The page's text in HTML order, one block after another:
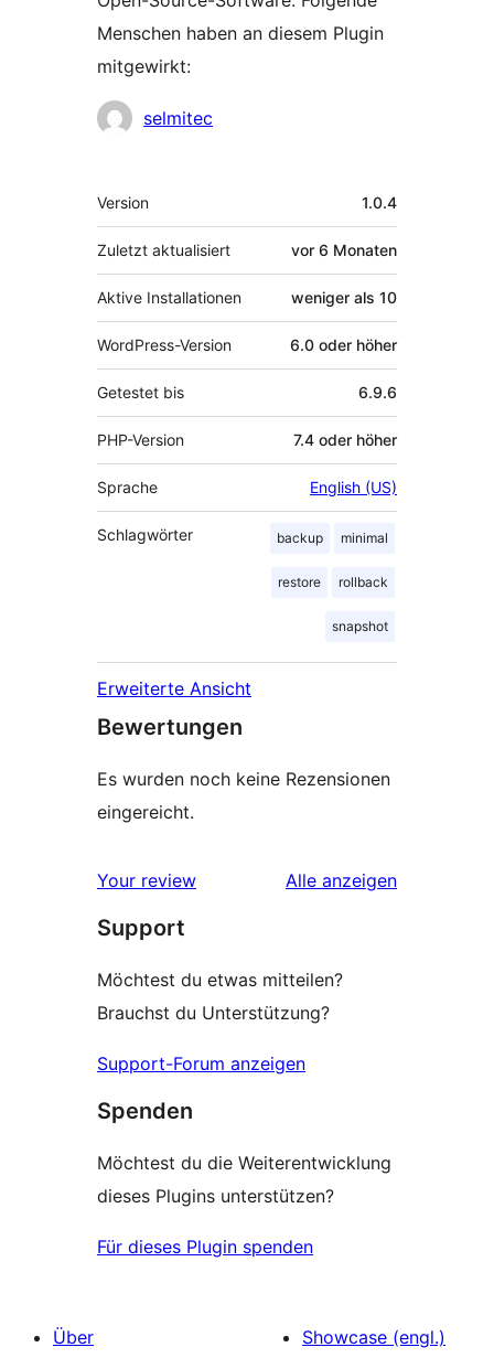
Menschen haben an diesem Plugin
mitgewirkt:
Mitwirkende
selmitec
Meta
Version 1.0.4
Zuletzt aktualisiert vor 6 Monaten
Aktive Installationen weniger als 10
WordPress-Version 6.0 oder höher
Getestet bis 6.9.6
PHP-Version 7.4 oder höher
Sprache English (US)
Schlagwörter backup minimal
restore rollback
snapshot
Erweiterte Ansicht
Bewertungen
Es wurden noch keine Rezensionen
eingereicht.
Your review Alle Rezensionen
anzeigen
Support
Möchtest du etwas mitteilen?
Brauchst du Unterstützung?
Support-Forum anzeigen
Spenden
Möchtest du die Weiterentwicklung
dieses Plugins unterstützen?
Für dieses Plugin spenden
Über
Showcase (engl.)